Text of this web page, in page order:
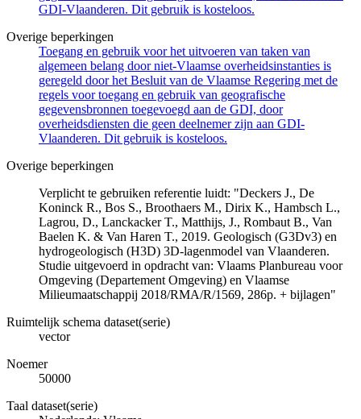
GDI-Vlaanderen. Dit gebruik is kosteloos.
Overige beperkingen
Toegang en gebruik voor het uitvoeren van taken van
algemeen belang door niet-Vlaamse overheidsinstanties is
geregeld door het Besluit van de Vlaamse Regering met de
regels voor toegang en gebruik van geografische
gegevensbronnen toegevoegd aan de GDI, door
overheidsdiensten die geen deelnemer zijn aan GDI-
Vlaanderen. Dit gebruik is kosteloos.
Overige beperkingen
Verplicht te gebruiken referentie luidt: "Deckers J., De
Koninck R., Bos S., Broothaers M., Dirix K., Hambsch L.,
Lagrou, D., Lanckacker T., Matthijs, J., Rombaut B., Van
Baelen K. & Van Haren T., 2019. Geologisch (G3Dv3) en
hydrogeologisch (H3D) 3D-lagenmodel van Vlaanderen.
Studie uitgevoerd in opdracht van: Vlaams Planbureau voor
Omgeving (Departement Omgeving) en Vlaamse
Milieumaatschappij 2018/RMA/R/1569, 286p. + bijlagen"
Ruimtelijk schema dataset(serie)
vector
Noemer
50000
Taal dataset(serie)